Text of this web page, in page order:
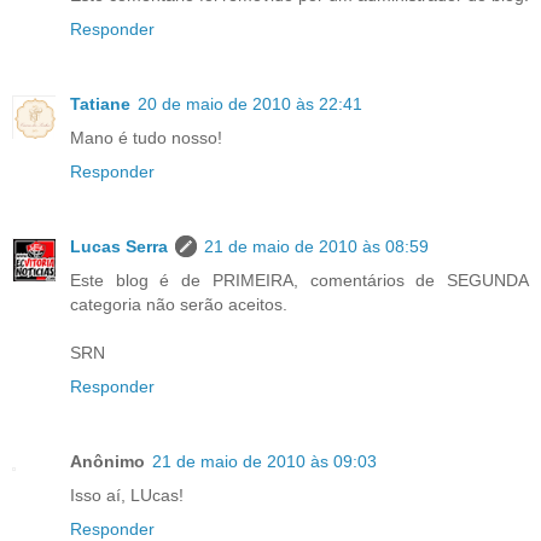
Responder
Tatiane 20 de maio de 2010 às 22:41
Mano é tudo nosso!
Responder
Lucas Serra
21 de maio de 2010 às 08:59
Este blog é de PRIMEIRA, comentários de SEGUNDA
categoria não serão aceitos.
SRN
Responder
Anônimo 21 de maio de 2010 às 09:03
Isso aí, LUcas!
Responder